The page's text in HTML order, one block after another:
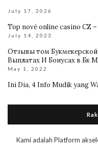
July 17, 2026
Top nové online casino CZ
July 14, 2023
Отзывы том
Выплатах И Бонусах в Бк
May 1, 2022
Ini Dia, 4 Info Mudik yang
Kami adalah Platform